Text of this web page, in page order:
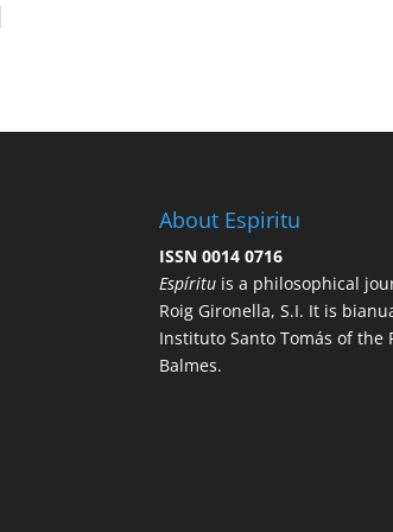
About Espiritu
ISSN 0014 0716
Espíritu is a philosophical
Roig Gironella, S.I. It is
Instituto Santo Tomás of
Balmes.